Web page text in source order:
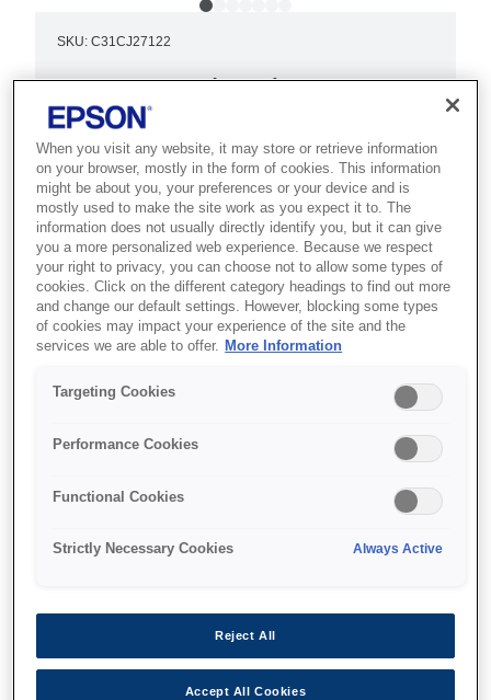
SKU: C31CJ27122
TM-m30II (122): USB +
Ethernet + NES, Black,
PS, EU
Best for modern POS environments
that need a compact, connected
receipt printer with smart device
support.
Small footprint
Enhanced connectivity
When you visit any website, it may store or retrieve information
on your browser, mostly in the form of cookies. This information
might be about you, your preferences or your device and is
mostly used to make the site work as you expect it to. The
information does not usually directly identify you, but it can give
you a more personalized web experience. Because we respect
your right to privacy, you can choose not to allow some types of
cookies. Click on the different category headings to find out more
and change our default settings. However, blocking some types
of cookies may impact your experience of the site and the
services we are able to offer.
More Information
Targeting Cookies
Performance Cookies
Functional Cookies
Strictly Necessary Cookies Always Active
Reject All
Accept All Cookies